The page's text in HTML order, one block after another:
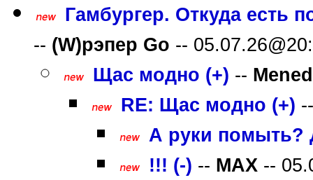
Гамбургер. Откуда есть
-- (W)рэпер Gо --
Щас модно (+) --
RE: Щас модно (+)
А руки помыть?
!!! (-) -- MAX --